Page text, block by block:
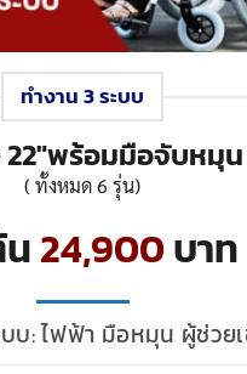
ทำงาน 3 ระบบ
พร้อมมือจับหมุน
( ทั้งหมด 6 รุ่น)
24,900บาท
บบ: ไฟฟ้า มือหมุน ผู้ช่วย